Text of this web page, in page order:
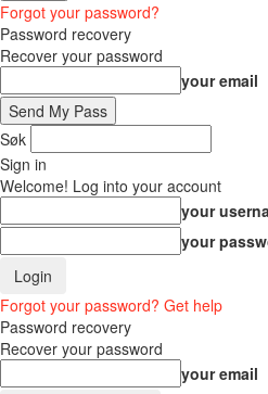
Forgot your password?
Password recovery
Recover your password
your email
Søk
Sign in
Welcome! Log into your account
your
your
Forgot your password? Get help
Password recovery
Recover your password
your email